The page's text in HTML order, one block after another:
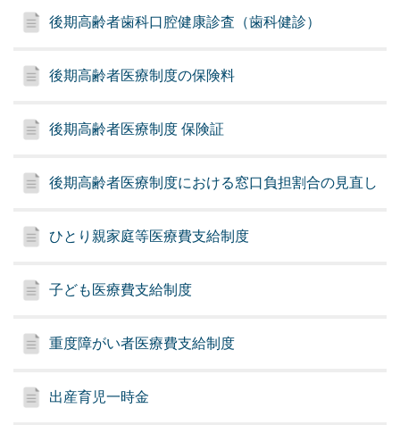
後期高齢者歯科口腔健康診査（歯科健診）
後期高齢者医療制度の保険料
後期高齢者医療制度 保険証
後期高齢者医療制度における窓口負担割合の見直し
ひとり親家庭等医療費支給制度
子ども医療費支給制度
重度障がい者医療費支給制度
出産育児一時金